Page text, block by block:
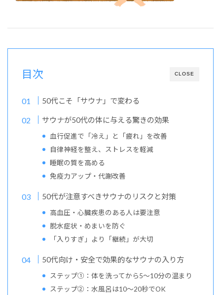
CLOSE
目次
50代こそ「サウナ」で変わる
サウナが50代の体に与える驚きの効果
血行促進で「冷え」と「疲れ」を改善
自律神経を整え、ストレスを軽減
睡眠の質を高める
免疫力アップ・代謝改善
50代が注意すべきサウナのリスクと対策
高血圧・心臓疾患のある人は要注意
脱水症状・めまいを防ぐ
「入りすぎ」より「継続」が大切
50代向け・安全で効果的なサウナの入り方
ステップ①：体を洗ってから5〜10分の温まり
ステップ②：水風呂は10〜20秒でOK